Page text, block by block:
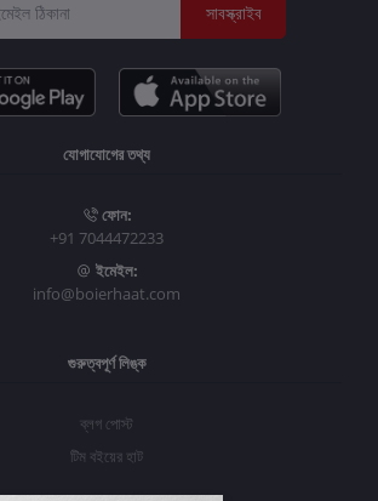
সাবস্ক্রাইব
যোগাযোগের তথ্য
ফোন:
+91 7044472233
ইমেইল:
info@boierhaat.com
গুরুত্বপূর্ণ লিঙ্ক
ব্লগ পোস্ট
টিম বইয়ের হাট